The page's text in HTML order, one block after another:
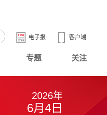
客户端
电子报
专题 关注
2026年
6月4日